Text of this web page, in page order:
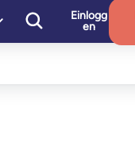
Einlogg
en